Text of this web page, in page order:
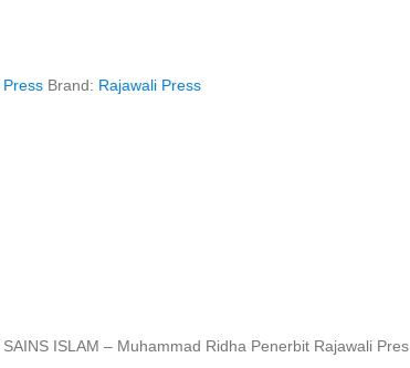
Press Brand: Rajawali Press
ISLAM – Muhammad Ridha Penerbit Rajawali Pres